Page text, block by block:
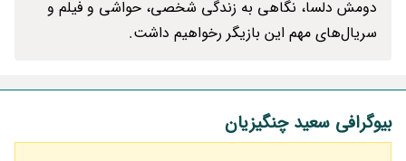
دومش دلسا، نگاهی به زندگی شخصی، حواشی و فیلم و
سریال‌های مهم این بازیگر رخواهیم داشت.
بیوگرافی سعید چنگیزیان